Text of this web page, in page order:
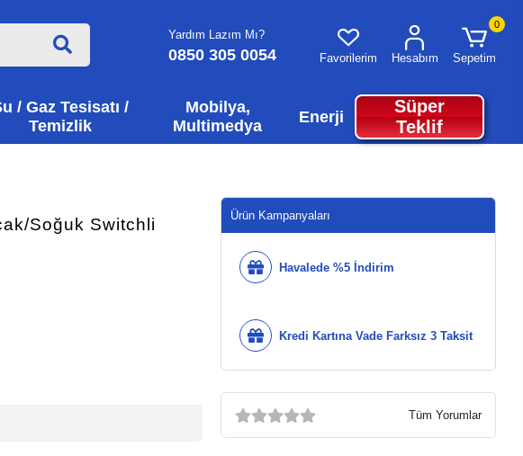
Yardım Lazım Mı?
0850 305 0054 Favorilerim Hesabım
0
Sepetim
/ Gaz Tesisatı /
Temizlik
Mobilya,
Multimedya
Enerji
Süper
Teklif
Soğuk Switchli
Ürün Kampanyaları
Havalede %5 İndirim
Kredi Kartına Vade Farksız 3 Taksit
Tüm Yorumlar